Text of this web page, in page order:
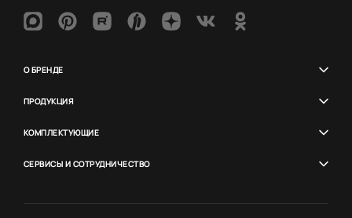
О БРЕНДЕ
ПРОДУКЦИЯ
КОМПЛЕКТУЮЩИЕ
СЕРВИСЫ И СОТРУДНИЧЕСТВО